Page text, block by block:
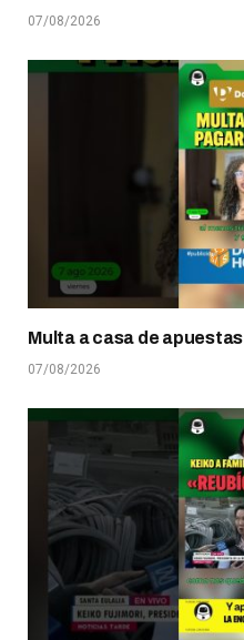
07/08/2026
Multa a casa de apuestas
07/08/2026